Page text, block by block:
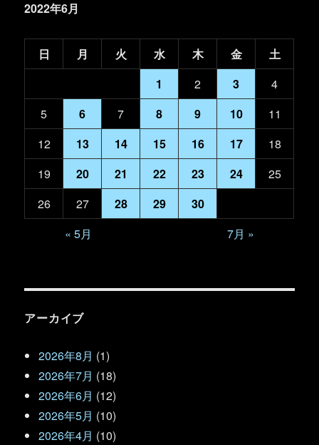
2022年6月
日 月 火 水 木 金
土
1
2 3
4
5
6 7 8 9 10
11
12
13 14 15 16 17
18
19
20 21 22 23 24
25
26
27 28 29
30
« 5月
7月 »
アーカイブ
2026年8月 (1)
2026年7月 (18)
2026年6月 (12)
2026年5月 (10)
2026年4月 (10)